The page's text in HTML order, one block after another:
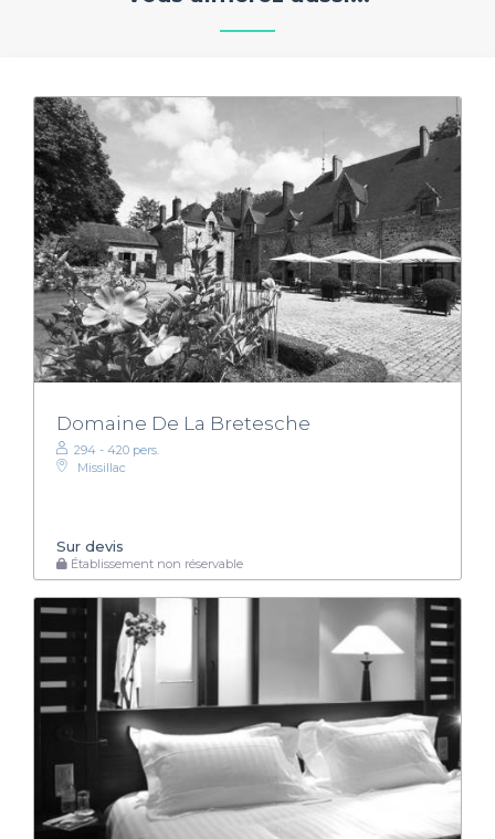
Domaine De La Bretesche
294 - 420 pers.
Missillac
Sur devis
Établissement non réservable